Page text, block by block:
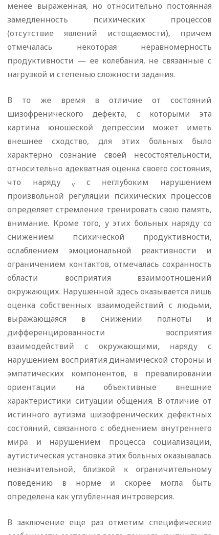
менее выраженная, но относительно постоянная
замедленность психических процессов
(отсутствие явлений истощаемости), причем
отмечалась некоторая неравномерность
продуктивности — ее колебания, не связанные с
нагрузкой и степенью сложности задания.
В то же время в отличие от состояний
шизофренического дефекта, с которыми эта
картина юношеской депрессии может иметь
внешнее сходство, для этих больных было
характерно сознание своей несостоятельности,
относительно адекватная оценка своего состояния,
что нарядуv
с неглубоким нарушением
произвольной регуляции психических процессов
определяет стремление тренировать свою память,
внимание. Кроме того, у этих больных наряду со
снижением психической продуктивности,
ослаблением эмоциональной реактивности и
ограничением контактов, отмечалась сохранность
области восприятия взаимоотношений
окружающих. Нарушенной здесь оказывается лишь
оценка собственных взаимодействий с людьми,
выражающаяся в снижении полноты и
дифференцированности восприятия
взаимодействий с окружающими, наряду с
нарушением восприятия динамической стороны и
эмпатических компонентов, в превалировании
ориентации на объективные внешние
характеристики ситуации общения. В отличие от
истинного аутизма шизофренических дефектных
состояний, связанного с обеднением внутреннего
мира и нарушением процесса социализации,
аутистическая установка этих больных оказывалась
незначительной, близкой к ограничительному
поведению в норме и скорее могла быть
определена как углубленная интроверсия.
В заключение еще раз отметим специфические